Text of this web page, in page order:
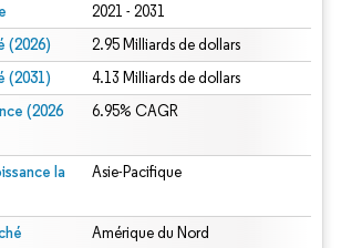
2021 - 2031
(2026) 2.95 Milliards de dollars
(2031) 4.13 Milliards de dollars
(2026
6.95% CAGR
la
Asie-Pacifique
Amérique du Nord